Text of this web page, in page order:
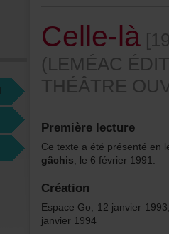
Celle-là
Premièrelecture
gâchis ,le6février1991.
Création
janvier1994